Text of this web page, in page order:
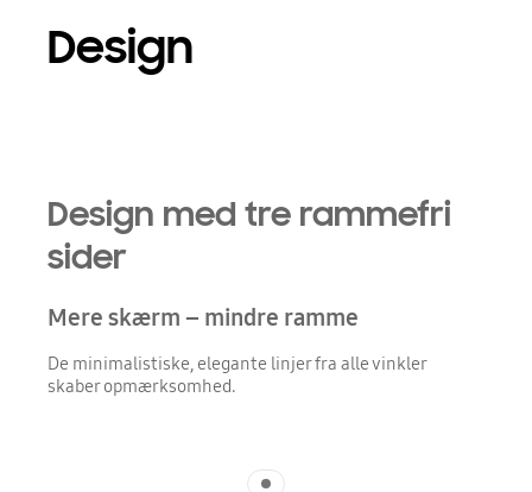
Design
Design med tre rammefri
sider
Mere skærm – mindre ramme
De minimalistiske, elegante linjer fra alle vinkler
skaber opmærksomhed.